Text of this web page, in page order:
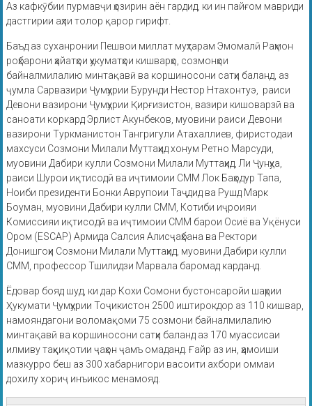
Аз кафкӯбии пурмавҷи ҳозирин аён гардид, ки ин пайғом мавриди
дастгирии аҳли толор қарор гирифт.
Баъд аз суханронии Пешвои миллат муҳтарам Эмомалӣ Раҳмон
роҳбарони ҳайатҳои ҳукуматҳои кишварҳо, созмонҳои
байналмилалию минтақавӣ ва коршиносони сатҳи баланд, аз
ҷумла Сарвазири Ҷумҳурии Бурунди Нестор Нтахонтуэ, раиси
Девони вазирони Ҷумҳурии Қирғизистон, вазири кишоварзӣ ва
саноати коркард Эрлист Акунбеков, муовини раиси Девони
вазирони Туркманистон Тангригули Атахаллиев, фиристодаи
махсуси Созмони Милали Муттаҳид хонум Ретно Марсуди,
муовини Дабири кулли Созмони Милали Муттаҳид, Ли Ҷунҳуа,
раиси Шурои иқтисодӣ ва иҷтимоии СММ Лок Баҳодур Тапа,
Ноиби президенти Бонки Аврупоии Таҷдид ва Рушд Марк
Боуман, муовини Дабири кулли СММ, Котиби иҷроияи
Комиссияи иқтисодӣ ва иҷтимоии СММ барои Осиё ва Уқёнуси
Ором (ESCAP) Армида Салсия Алисҷаҳбана ва Ректори
Донишгоҳи Созмони Милали Муттаҳид, муовини Дабири кулли
СММ, профессор Тшилидзи Марвала баромад карданд.
Ёдовар бояд шуд, ки дар Кохи Сомони бустонсаройи шаҳрии
Ҳукумати Ҷумҳурии Тоҷикистон 2500 иштирокдор аз 110 кишвар,
намояндагони воломақоми 75 созмони байналмилалию
минтақавӣ ва коршиносони сатҳи баланд аз 170 муассисаи
илмиву таҳқиқотии ҷаҳон ҷамъ омаданд. Ғайр аз ин, ҳамоиши
мазкурро беш аз 300 хабарнигори васоити ахбори оммаи
дохилу хориҷ инъикос менамояд.